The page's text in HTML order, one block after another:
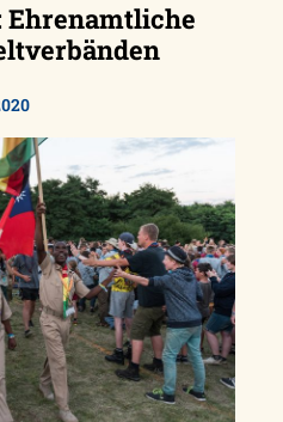
Ehrenamtliche